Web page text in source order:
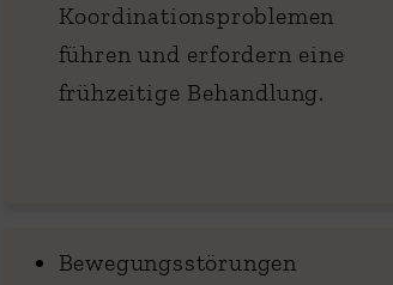
Koordinationsproblemen
führen und erfordern eine
frühzeitige Behandlung.
Bewegungsstörungen